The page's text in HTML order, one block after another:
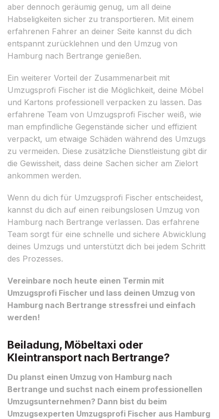
aber dennoch geräumig genug, um all deine
Habseligkeiten sicher zu transportieren. Mit einem
erfahrenen Fahrer an deiner Seite kannst du dich
entspannt zurücklehnen und den Umzug von
Hamburg nach Bertrange genießen.
Ein weiterer Vorteil der Zusammenarbeit mit
Umzugsprofi Fischer ist die Möglichkeit, deine Möbel
und Kartons professionell verpacken zu lassen. Das
erfahrene Team von Umzugsprofi Fischer weiß, wie
man empfindliche Gegenstände sicher und effizient
verpackt, um etwaige Schäden während des Umzugs
zu vermeiden. Diese zusätzliche Dienstleistung gibt dir
die Gewissheit, dass deine Sachen sicher am Zielort
ankommen werden.
Wenn du dich für Umzugsprofi Fischer entscheidest,
kannst du dich auf einen reibungslosen Umzug von
Hamburg nach Bertrange verlassen. Das erfahrene
Team sorgt für eine schnelle und sichere Abwicklung
deines Umzugs und unterstützt dich bei jedem Schritt
des Prozesses.
Vereinbare noch heute einen Termin mit
Umzugsprofi Fischer und lass deinen Umzug von
Hamburg nach Bertrange stressfrei und einfach
werden!
Beiladung, Möbeltaxi oder
Kleintransport nach Bertrange?
Du planst einen Umzug von Hamburg nach
Bertrange und suchst nach einem professionellen
Umzugsunternehmen? Dann bist du beim
Umzugsexperten Umzugsprofi Fischer aus Hamburg